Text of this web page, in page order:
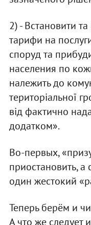
2) - Встановити
тарифи на
споруд та
населения по
належить до
територіальної
від фактично
додатком».
Во-первых,
приостановить, а
один жестокий
Теперь берём и
А что же следует